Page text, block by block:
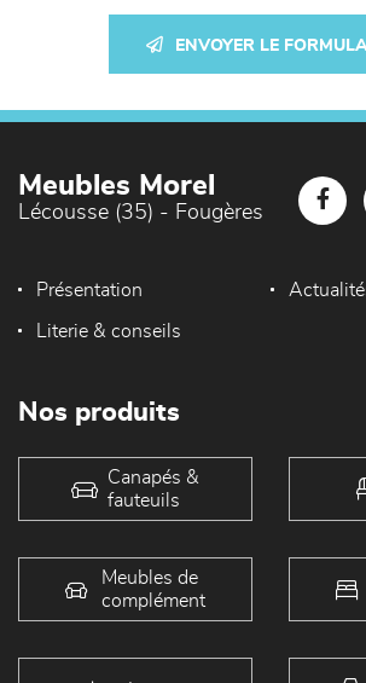
ENVOYER LE
Meubles Morel
Lécousse (35) - Fougères
Présentation
Literie & conseils
Nos produits
Canapés &
fauteuils
Meubles de
complément